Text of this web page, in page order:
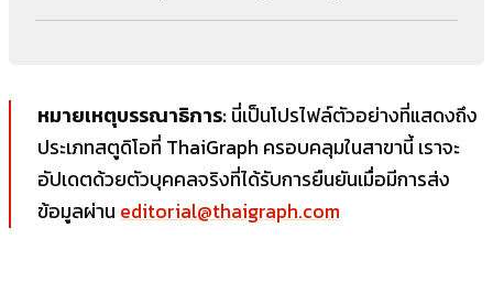
หมายเหตุบรรณาธิการ:นี่เป็นโปรไฟล์ตัวอย่างที่แสดงถึง
ประเภทสตูดิโอที่ ThaiGraph ครอบคลุมในสาขานี้ เราจะ
อัปเดตด้วยตัวบุคคลจริงที่ได้รับการยืนยันเมื่อมีการส่ง
ข้อมูลผ่าน editorial@thaigraph.com